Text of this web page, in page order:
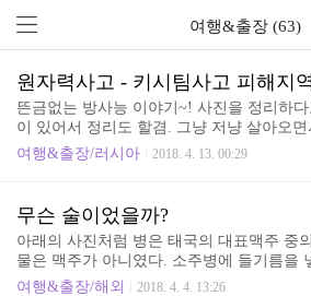
여행&출장 (63)
원자력사고 - 키시팀사고 피해지
뜬금없는 방사능 이야기~! 사진을 정리하
이 있어서 정리도 할겸. 그냥 저냥 살아오
관련한 사고는 "체르노빌 사고" 관련해서는
월11일 동일본대지진...쓰나미....후쿠시마
사고 초기에는 모든 방송국에서 생방송을
사라졌었다. 난 일본을 좋아하지 않았었다.
않다. 뭐 그냥... 전 세계에서 없었으면 세계
을까?하는 나라들은 아시아-일본, 아메리카
여행&출장/러시아 2018. 4. 13. 00:29
무슨 술이었을까?
아래의 사진처럼 병은 태국의 대표맥주 중
물은 맥주가 아니였다. 소주병에 들기름을
든 술을 넣었놓았을 뿐이었다.천연꿀? 치앙
여행&출장/해외 2018. 4. 4. 13:26